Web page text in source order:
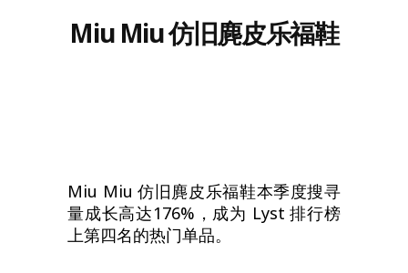
Miu Miu仿旧麂皮乐福鞋
Miu Miu 仿旧麂皮乐福鞋本季度搜寻
量成长高达176%，成为 Lyst 排行榜
上第四名的热门单品。